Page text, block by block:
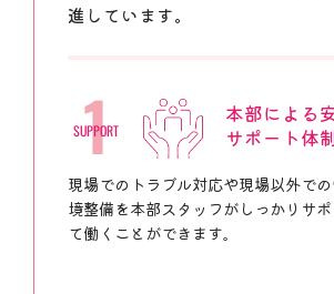
進しています。
1
SUPPORT
本部による
サポート体
現場でのトラブル対応や現場以外で
境整備を本部スタッフがしっかりサ
て働くことができます。